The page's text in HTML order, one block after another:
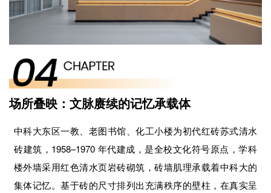
场所叠映：文脉赓续的记忆承载体
中科大东区一教、老图书馆、化工小楼为初代红砖苏式清水
砖建筑，1958–1970 年代建成，是全校文化符号原点，学科
楼外墙采用红色清水页岩砖砌筑，砖墙肌理承载着中科大的
集体记忆。基于砖的尺寸排列出充满秩序的壁柱，在真实呈